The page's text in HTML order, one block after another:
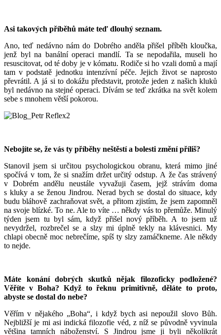
Asi takových příběhů máte teď dlouhý seznam.
Ano, teď nedávno nám do Dobrého anděla přišel příběh kloučka,
jenž byl na banální operaci mandlí. Ta se nepodařila, museli ho
resuscitovat, od té doby je v kómatu. Rodiče si ho vzali domů a mají
tam v podstatě jednotku intenzívní péče. Jejich život se naprosto
převrátil. A já si to dokážu představit, protože jeden z našich kluků
byl nedávno na stejné operaci. Dívám se teď zkrátka na svět kolem
sebe s mnohem větší pokorou.
Nebojíte se, že vás ty příběhy neštěstí a bolesti změní příliš?
Stanovil jsem si určitou psychologickou obranu, která mimo jiné
spočívá v tom, že si snažím držet určitý odstup. A že čas strávený
v Dobrém andělu neustále vyvažuji časem, jejž strávím doma
s kluky a se ženou Jindrou. Nerad bych se dostal do situace, kdy
budu bláhově zachraňovat svět, a přitom zjistím, že jsem zapomněl
na svoje blízké. To ne. Ale to víte … někdy vás to přemůže. Minulý
týden jsem tu byl sám, když přišel nový příběh. A to jsem už
nevydržel, rozbrečel se a slzy mi úplně tekly na klávesnici. My
chlapi obecně moc nebrečíme, spíš ty slzy zamáčkneme. Ale někdy
to nejde.
Máte konání dobrých skutků nějak filozoficky podložené?
Věříte v Boha? Když to řeknu primitivně, děláte to proto,
abyste se dostal do nebe?
Věřím v nějakého „Boha“, i když bych asi nepoužil slovo Bůh.
Nejbližší je mi asi indická filozofie véd, z níž se původně vyvinula
většina tamních náboženství. S Jindrou jsme ji byli několikrát